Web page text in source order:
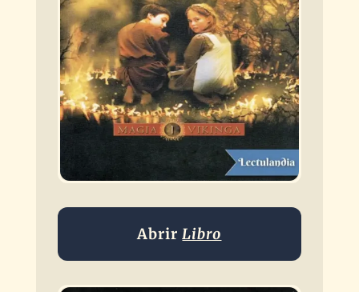
AbrirLibro